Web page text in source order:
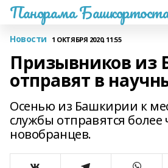
Панорама
Новости 1 ОКТЯБРЯ 2020, 11:55
Призывников из
отправят в
Осенью из Башкирии к
службы отправятся более
новобранцев.